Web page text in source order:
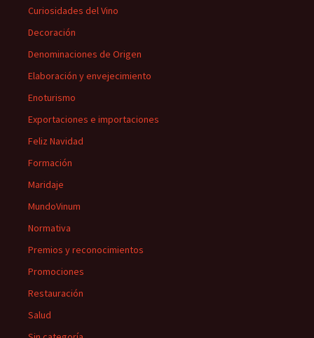
Curiosidades del Vino
Decoración
Denominaciones de Origen
Elaboración y envejecimiento
Enoturismo
Exportaciones e importaciones
Feliz Navidad
Formación
Maridaje
MundoVinum
Normativa
Premios y reconocimientos
Promociones
Restauración
Salud